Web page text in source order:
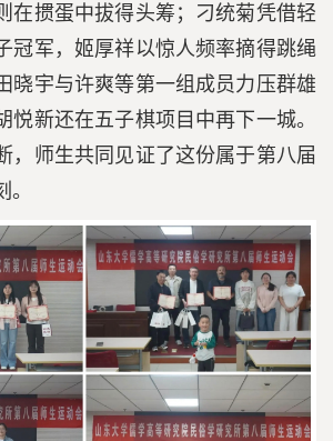
在掼蛋中拔得头筹；刁统菊凭借轻
冠军，姬厚祥以惊人频率摘得跳绳
晓宇与许爽等第一组成员力压群雄
悦新还在五子棋项目中再下一城。
，师生共同见证了这份属于第八届